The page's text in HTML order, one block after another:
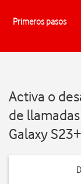
Primeros pasos
Activa o
de
Galaxy